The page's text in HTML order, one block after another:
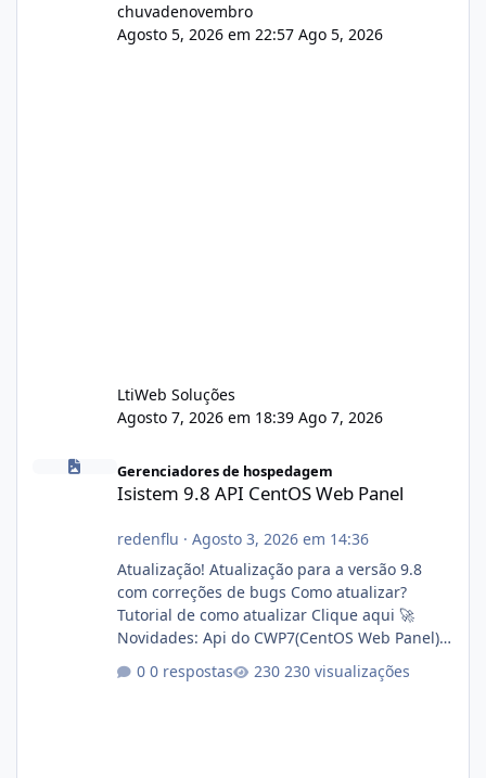
chuvadenovembro
Agosto 5, 2026 em 22:57 Ago 5, 2026
LtiWeb Soluções
Agosto 7, 2026 em 18:39 Ago 7, 2026
Gerenciadores de hospedagem
Isistem 9.8 API CentOS Web Panel
redenflu · Agosto 3, 2026 em 14:36
Atualização! Atualização para a versão 9.8
com correções de bugs Como atualizar?
Tutorial de como atualizar Clique aqui 🚀
Novidades: Api do CWP7(CentOS Web Panel)
autorizado a usasr o isistem:
0 respostas 230 visualizações